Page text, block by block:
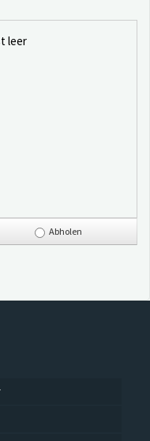
leer
Abholen